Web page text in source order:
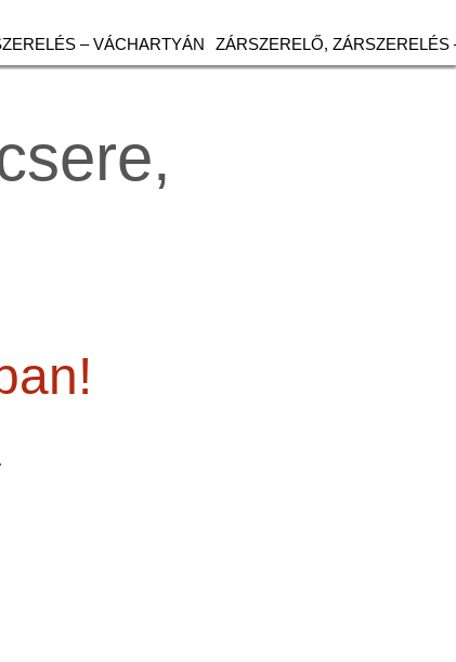
– VÁCHARTYÁN ZÁRSZERELŐ, ZÁRSZERELÉS